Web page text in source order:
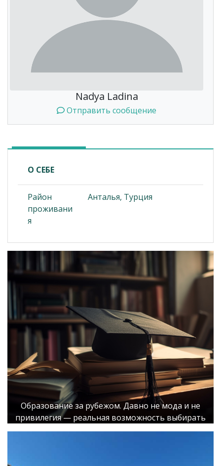
Nadya Ladina
Отправить сообщение
О СЕБЕ
Район
проживани
я
Анталья, Турция
Образование за рубежом. Давно не мода и не
привилегия — реальная возможность выбирать